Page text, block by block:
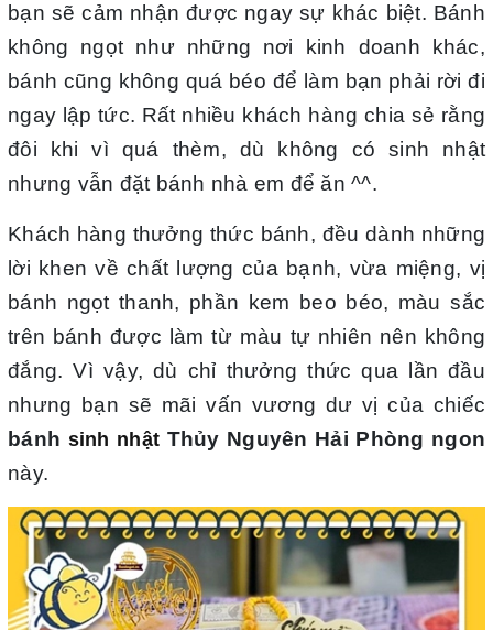
bạn sẽ cảm nhận được ngay sự khác biệt. Bánh
không ngọt như những nơi kinh doanh khác,
bánh cũng không quá béo để làm bạn phải rời đi
ngay lập tức. Rất nhiều khách hàng chia sẻ rằng
đôi khi vì quá thèm, dù không có sinh nhật
nhưng vẫn đặt bánh nhà em để ăn ^^.
Khách hàng thưởng thức bánh, đều dành những
lời khen về chất lượng của bạnh, vừa miệng, vị
bánh ngọt thanh, phần kem beo béo, màu sắc
trên bánh được làm từ màu tự nhiên nên không
đắng. Vì vậy, dù chỉ thưởng thức qua lần đầu
nhưng bạn sẽ mãi vấn vương dư vị của chiếc
bánh sinh nhật Thủy Nguyên Hải Phòng ngon
này.